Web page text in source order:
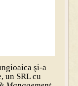
şi-a
un SRL cu